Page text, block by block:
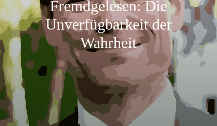
Aktion
Veröffentlichungen
Fremdgelesen: Die
Unverfügbarkeit der
Wahrheit